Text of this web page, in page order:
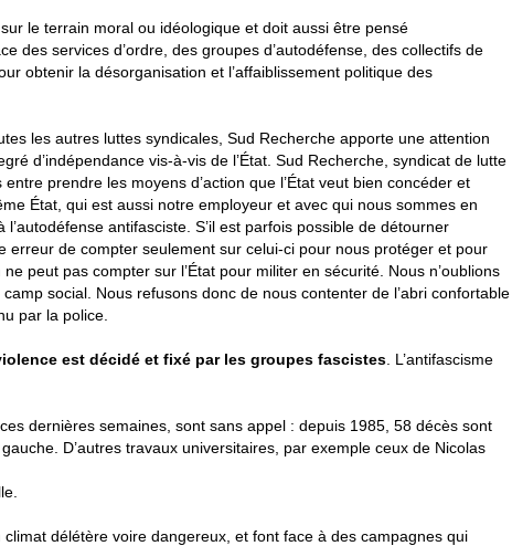
le terrain moral ou idéologique et doit aussi être pensé
des services d’ordre, des groupes d’autodéfense, des collectifs de
obtenir la désorganisation et l’affaiblissement politique des
les autres luttes syndicales, Sud Recherche apporte une attention
d’indépendance vis-à-vis de l’État. Sud Recherche, syndicat de lutte
prendre les moyens d’action que l’État veut bien concéder et
État, qui est aussi notre employeur et avec qui nous sommes en
antifasciste. S’il est parfois possible de détourner
erreur de compter seulement sur celui-ci pour nous protéger et pour
peut pas compter sur l’État pour militer en sécurité. Nous n’oublions
social. Nous refusons donc de nous contenter de l’abri confortable
par la police.
est décidé et fixé par les groupes fascistes . L’antifascisme
ces dernières semaines, sont sans appel : depuis 1985, 58 décès sont
D’autres travaux universitaires, par exemple ceux de Nicolas
délétère voire dangereux, et font face à des campagnes qui